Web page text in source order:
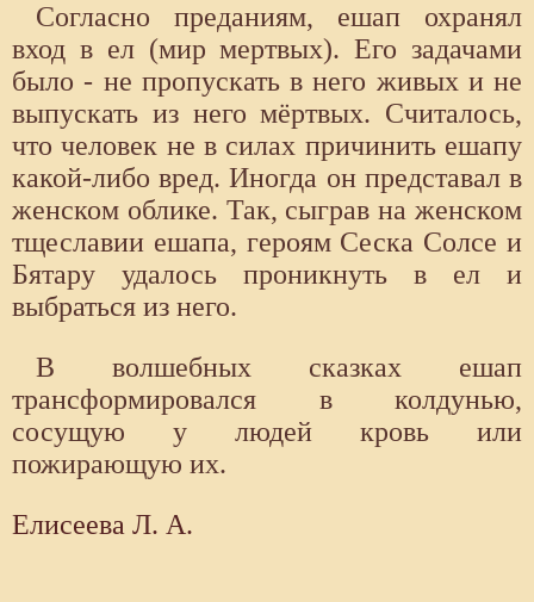
Согласно преданиям, ешап охранял
вход в ел (мир мертвых). Его задачами
было - не пропускать в него живых и не
выпускать из него мёртвых. Считалось,
что человек не в силах причинить ешапу
какой-либо вред. Иногда он представал в
женском облике. Так, сыграв на женском
тщеславии ешапа, героям Сеска Солсе и
Бятару удалось проникнуть в ел и
выбраться из него.
В волшебных сказках ешап
трансформировался в колдунью,
сосущую у людей кровь или
пожирающую их.
Елисеева Л. А.